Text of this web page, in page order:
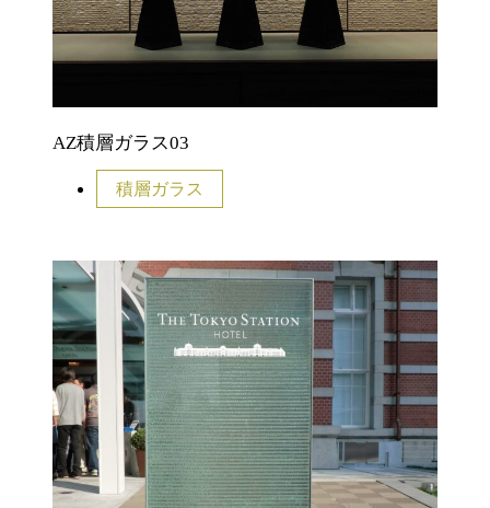
AZ積層ガラス03
積層ガラス